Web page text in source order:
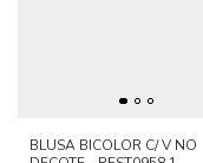
BLUSA BICOLOR C/ V NO